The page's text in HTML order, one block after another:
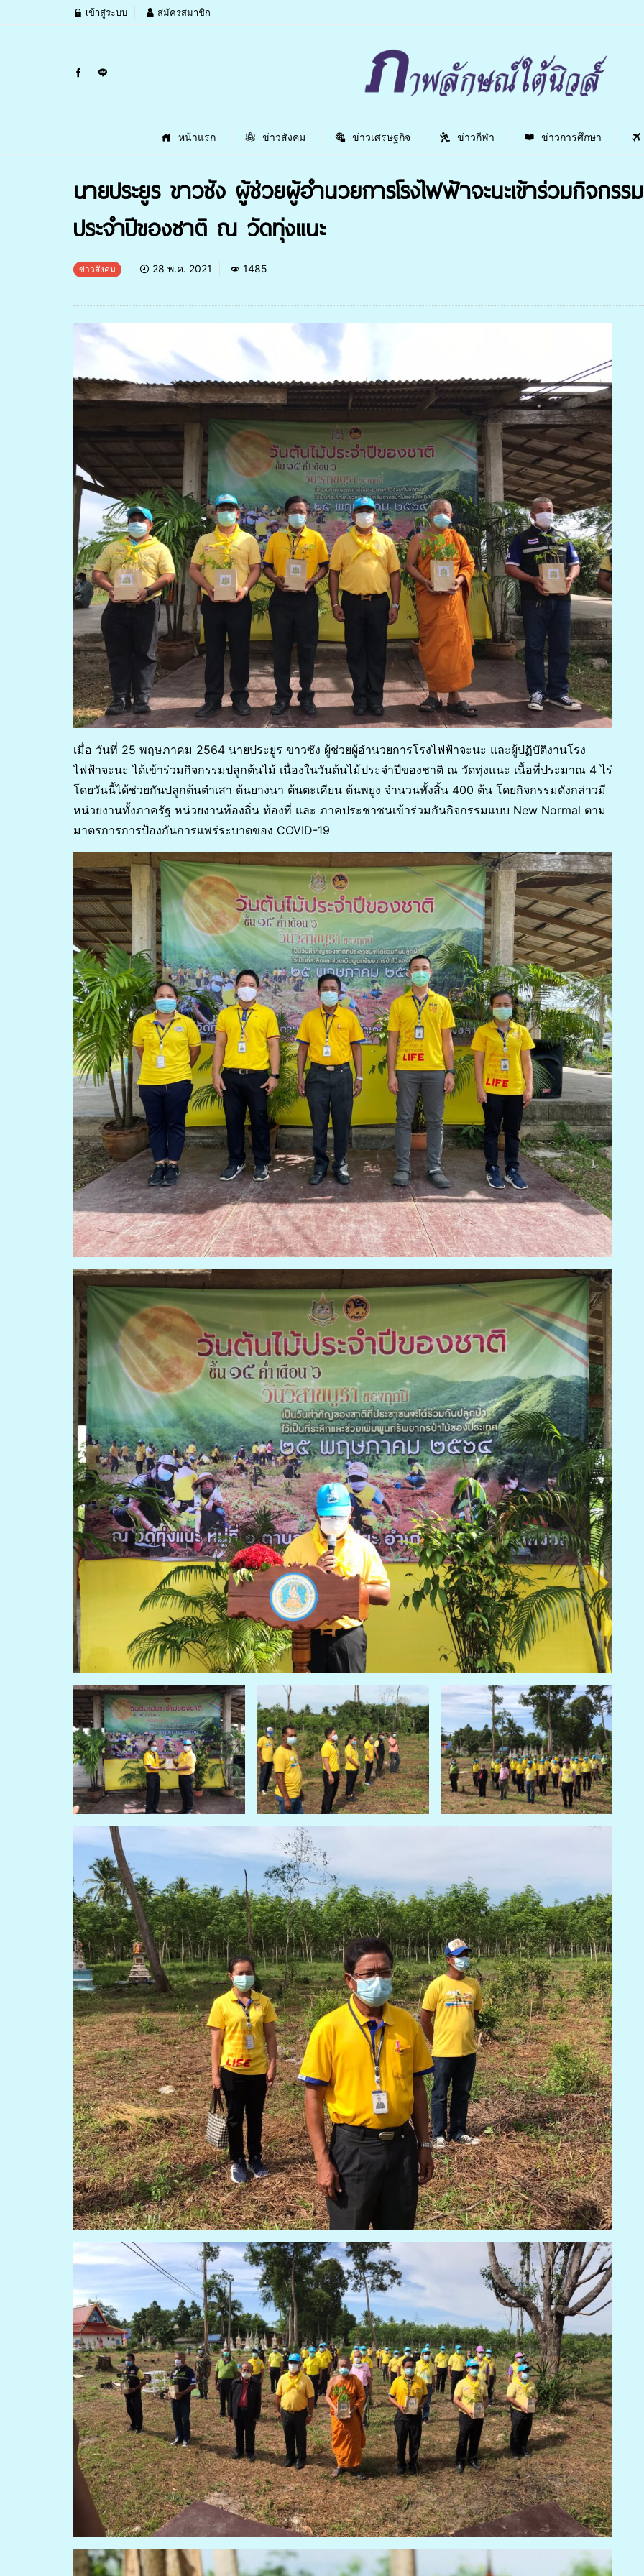
เข้าสู่ระบบ สมัครสมาชิก
หน้าแรก ข่าวสังคม ข่าวเศรษฐกิจ ข่าวกีฬา ข่าวการศึกษา
นายประยูร ขาวซัง ผู้ช่วยผู้อำนวยการโรงไฟฟ้าจะนะเข้าร่วมกิจกรร
ประจำปีของชาติ ณ วัดทุ่งแนะ
ข่าวสังคม 28 พ.ค. 2021 1485
เมื่อ วันที่ 25 พฤษภาคม 2564 นายประยูร ขาวซัง ผู้ช่วยผู้อำนวยการโรงไฟฟ้าจะนะ และผู้ปฏิบัติงานโรง
ไฟฟ้าจะนะ ได้เข้าร่วมกิจกรรมปลูกต้นไม้ เนื่องในวันต้นไม้ประจำปีของชาติ ณ วัดทุ่งแนะ เนื้อที่ประมาณ 4 ไร่
โดยวันนี้ได้ช่วยกันปลูกต้นตำเสา ต้นยางนา ต้นตะเคียน ต้นพยูง จำนวนทั้งสิ้น 400 ต้น โดยกิจกรรมดังกล่าวมี
หน่วยงานทั้งภาครัฐ หน่วยงานท้องถิ่น ท้องที่ และ ภาคประชาชนเข้าร่วมกันกิจกรรมแบบ New Normal ตาม
มาตรการการป้องกันการแพร่ระบาดของ COVID-19